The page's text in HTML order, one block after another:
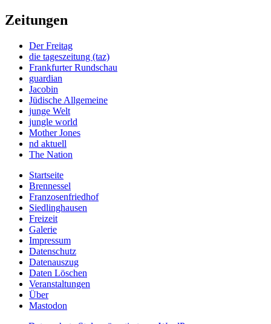
Zeitungen
Der Freitag
die tageszeitung (taz)
Frankfurter Rundschau
guardian
Jacobin
Jüdische Allgemeine
junge Welt
jungle world
Mother Jones
nd aktuell
The Nation
Startseite
Brennessel
Franzosenfriedhof
Siedlinghausen
Freizeit
Galerie
Impressum
Datenschutz
Datenauszug
Daten Löschen
Veranstaltungen
Über
Mastodon